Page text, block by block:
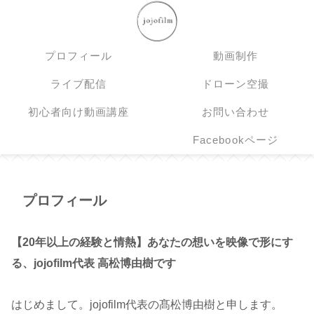
プロフィール 動画制作
ライブ配信 ドローン空撮
初心者向け動画講座 お問い合わせ
Facebookページ
プロフィール
【20年以上の経験と情熱】あなたの想いを映像で形にす
る、jojofilm代表 高松博由樹です
はじめまして。jojofilm代表の髙松博由樹と申します。